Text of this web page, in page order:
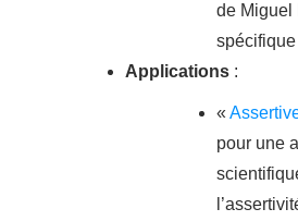
de Miguel
spécifique
Applications :
«
pour une